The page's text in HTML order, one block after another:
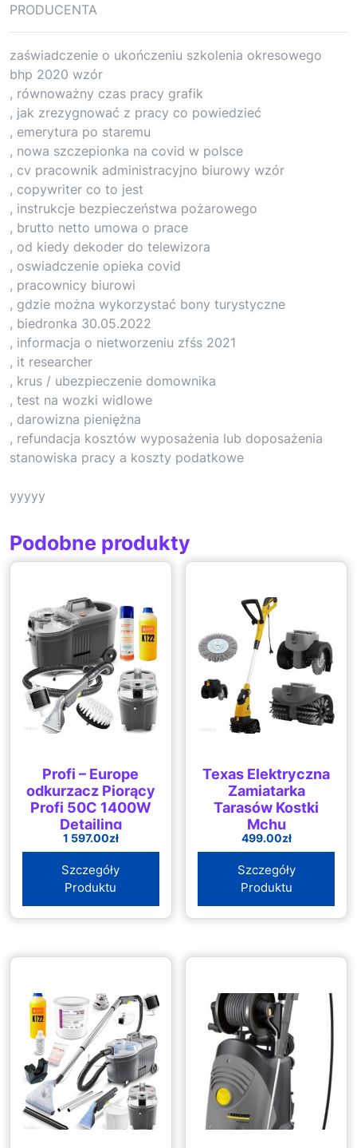
PRODUCENTA
zaświadczenie o ukończeniu szkolenia okresowego
bhp 2020 wzór
, równoważny czas pracy grafik
, jak zrezygnować z pracy co powiedzieć
, emerytura po staremu
, nowa szczepionka na covid w polsce
, cv pracownik administracyjno biurowy wzór
, copywriter co to jest
, instrukcje bezpieczeństwa pożarowego
, brutto netto umowa o prace
, od kiedy dekoder do telewizora
, oswiadczenie opieka covid
, pracownicy biurowi
, gdzie można wykorzystać bony turystyczne
, biedronka 30.05.2022
, informacja o nietworzeniu zfśs 2021
, it researcher
, krus / ubezpieczenie domownika
, test na wozki widlowe
, darowizna pieniężna
, refundacja kosztów wyposażenia lub doposażenia
stanowiska pracy a koszty podatkowe
yyyyy
Podobne produkty
Profi – Europe
odkurzacz Piorący
Profi 50C 1400W
Detailing
1 597.00zł
Szczegóły
Produktu
Texas Elektryczna
Zamiatarka
Tarasów Kostki
Mchu
499.00zł
Szczegóły
Produktu